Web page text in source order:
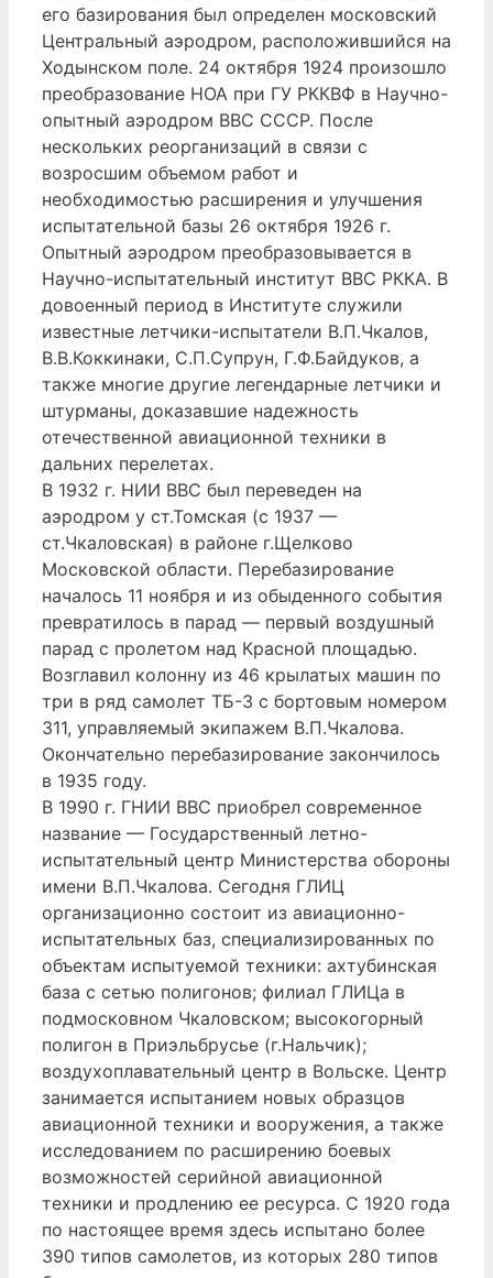
его базирования был определен московский
Центральный аэродром, расположившийся на
Ходынском поле. 24 октября 1924 произошло
преобразование НОА при ГУ РККВФ в Научно-
опытный аэродром ВВС СССР. После
нескольких реорганизаций в связи с
возросшим объемом работ и
необходимостью расширения и улучшения
испытательной базы 26 октября 1926 г.
Опытный аэродром преобразовывается в
Научно-испытательный институт ВВС РККА. В
довоенный период в Институте служили
известные летчики-испытатели В.П.Чкалов,
В.В.Коккинаки, С.П.Супрун, Г.Ф.Байдуков, а
также многие другие легендарные летчики и
штурманы, доказавшие надежность
отечественной авиационной техники в
дальних перелетах.
В 1932 г. НИИ ВВС был переведен на
аэродром у ст.Томская (с 1937 —
ст.Чкаловская) в районе г.Щелково
Московской области. Перебазирование
началось 11 ноября и из обыденного события
превратилось в парад — первый воздушный
парад с пролетом над Красной площадью.
Возглавил колонну из 46 крылатых машин по
три в ряд самолет ТБ-3 с бортовым номером
311, управляемый экипажем В.П.Чкалова.
Окончательно перебазирование закончилось
в 1935 году.
В 1990 г. ГНИИ ВВС приобрел современное
название — Государственный летно-
испытательный центр Министерства обороны
имени В.П.Чкалова. Сегодня ГЛИЦ
организационно состоит из авиационно-
испытательных баз, специализированных по
объектам испытуемой техники: ахтубинская
база с сетью полигонов; филиал ГЛИЦа в
подмосковном Чкаловском; высокогорный
полигон в Приэльбрусье (г.Нальчик);
воздухоплавательный центр в Вольске. Центр
занимается испытанием новых образцов
авиационной техники и вооружения, а также
исследованием по расширению боевых
возможностей серийной авиационной
техники и продлению ее ресурса. С 1920 года
по настоящее время здесь испытано более
390 типов самолетов, из которых 280 типов